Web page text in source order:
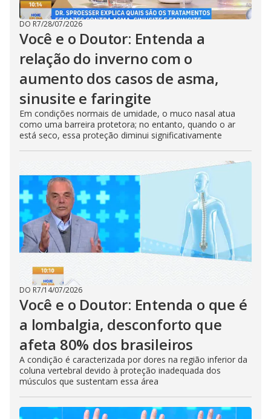
DO R7/28/07/2026
Você e o Doutor: Entenda a
relação do inverno com o
aumento dos casos de asma,
sinusite e faringite
Em condições normais de umidade, o muco nasal atua
como uma barreira protetora; no entanto, quando o ar
está seco, essa proteção diminui significativamente
DO R7/14/07/2026
Você e o Doutor: Entenda o que é
a lombalgia, desconforto que
afeta 80% dos brasileiros
A condição é caracterizada por dores na região inferior da
coluna vertebral devido à proteção inadequada dos
músculos que sustentam essa área